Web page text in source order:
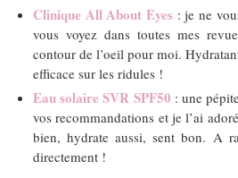
Clinique All About Eyes : je ne
vous voyez dans toutes mes
contour de l’oeil pour moi.
efficace sur les ridules !
Eau solaire SVR SPF50 : une
vos recommandations et je l’ai
bien, hydrate aussi, sent bon. A
directement !